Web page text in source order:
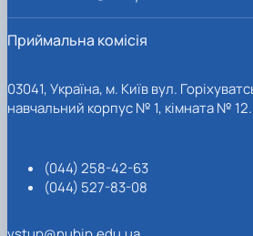
Приймальна комісія
03041, Україна, м. Київ вул.
навчальний корпус № 1, кімната № 12.
(044) 258-42-63
(044) 527-83-08